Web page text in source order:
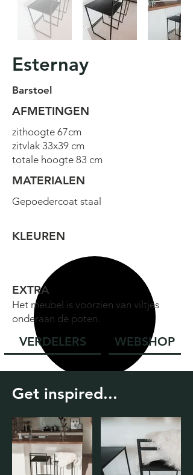
Esternay
Barstoel
AFMETINGEN
MATERIALEN
Gepoedercoat staal
KLEUREN
EXTRA
Het meubel is voorzien van viltjes
onderaan de poten.
VERDELERS WEBSHOP
Get inspired...
zithoogte 67cm
zitvlak 33x39 cm
totale hoogte 83 cm